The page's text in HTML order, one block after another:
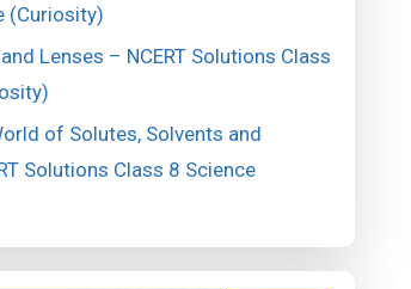
(Curiosity)
Lenses – NCERT Solutions Class
of Solutes, Solvents and
Solutions Class 8 Science